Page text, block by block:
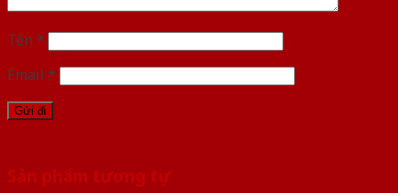
Tên *
Email *
Sản phẩm tương tự